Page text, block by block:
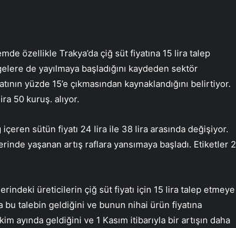
özellikle Trakya’da çiğ süt fiyatına 15 lira talep
de yayılmaya başladığını kaydeden sektör
yüzde 15’e çıkmasından kaynaklandığını belirtiyor.
50 kuruş. alıyor.
sütün fiyatı 24 lira ile 38 lira arasında değişiyor.
yaşanan artış raflara yansımaya başladı. Etiketler 2
üreticilerin çiğ süt fiyatı için 15 lira talep etmeye
bu talebin geldiğini ve bunun nihai ürün fiyatına
ayında geldiğini ve 1 Kasım itibarıyla bir artışın daha